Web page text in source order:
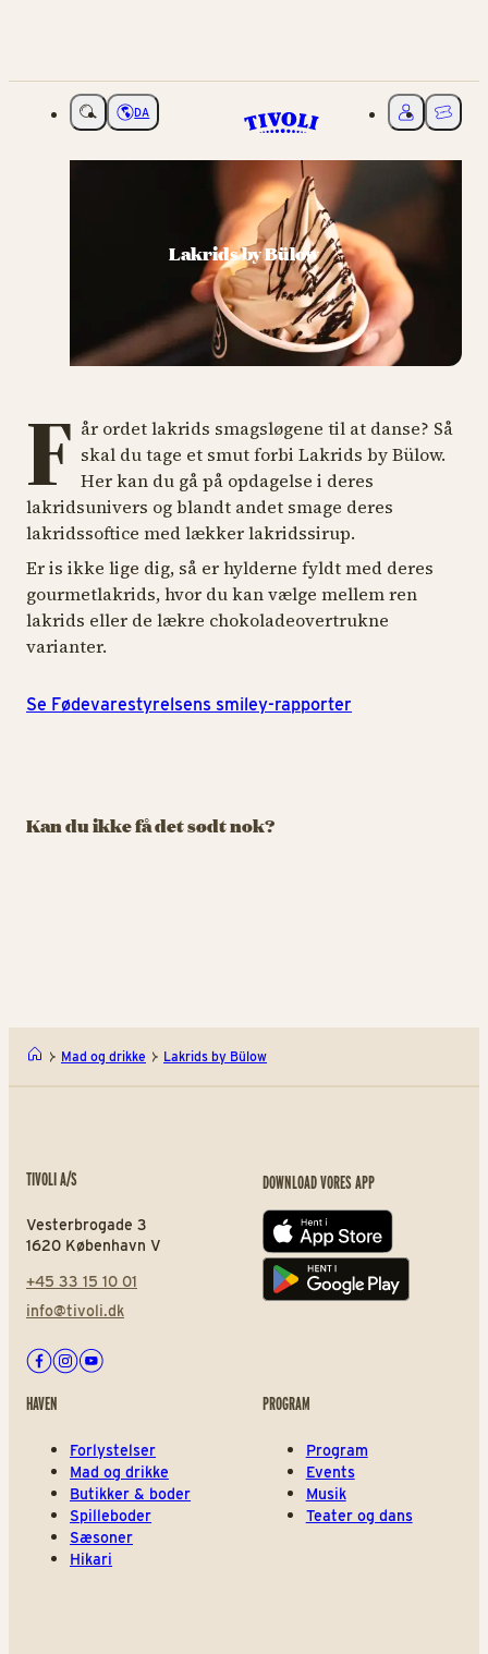
Vælg sprog
DA Mit Tivoli
Lakrids by Bülow
F år ordet lakrids smagsløgene til at danse? Så
skal du tage et smut forbi Lakrids by Bülow.
Her kan du gå på opdagelse i deres
lakridsunivers og blandt andet smage deres
lakridssoftice med lækker lakridssirup.
Er is ikke lige dig, så er hylderne fyldt med deres
gourmetlakrids, hvor du kan vælge mellem ren
lakrids eller de lækre chokoladeovertrukne
varianter.
Se Fødevarestyrelsens smiley-rapporter
Kan du ikke få det sødt nok?
Churros
Mad og drikke Lakrids by Bülow
TIVOLI A/S
Vesterbrogade 3
1620 København V
+45 33 15 10 01
info@tivoli.dk
Facebook
Instagram
Youtube
DOWNLOAD VORES APP
App store
Play store
HAVEN
Forlystelser
Mad og drikke
Butikker & boder
Spilleboder
Sæsoner
Hikari
PROGRAM
Program
Events
Musik
Teater og dans